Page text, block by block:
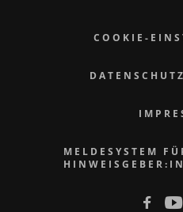
COOKIE-
MELDESYSTEM